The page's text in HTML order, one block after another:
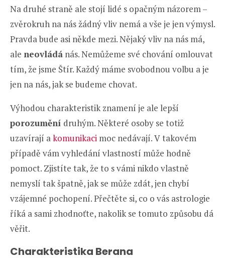
Na druhé straně ale stojí lidé s opačným názorem –
zvěrokruh na nás žádný vliv nemá a vše je jen výmysl.
Pravda bude asi někde mezi. Nějaký vliv na nás má,
ale neovládá nás. Nemůžeme své chování omlouvat
tím, že jsme Štír. Každý máme svobodnou volbu a je
jen na nás, jak se budeme chovat.
Výhodou charakteristik znamení je ale lepší
porozumění druhým. Některé osoby se totiž
uzavírají akomunikaci moc nedávají. V takovém
případě vám vyhledání vlastností může hodně
pomoct. Zjistíte tak, že to s vámi nikdo vlastně
nemyslí tak špatně, jak se může zdát, jen chybí
vzájemné pochopení. Přečtěte si, co o vás astrologie
říká a sami zhodnoťte, nakolik se tomuto způsobu dá
věřit.
Charakteristika Berana